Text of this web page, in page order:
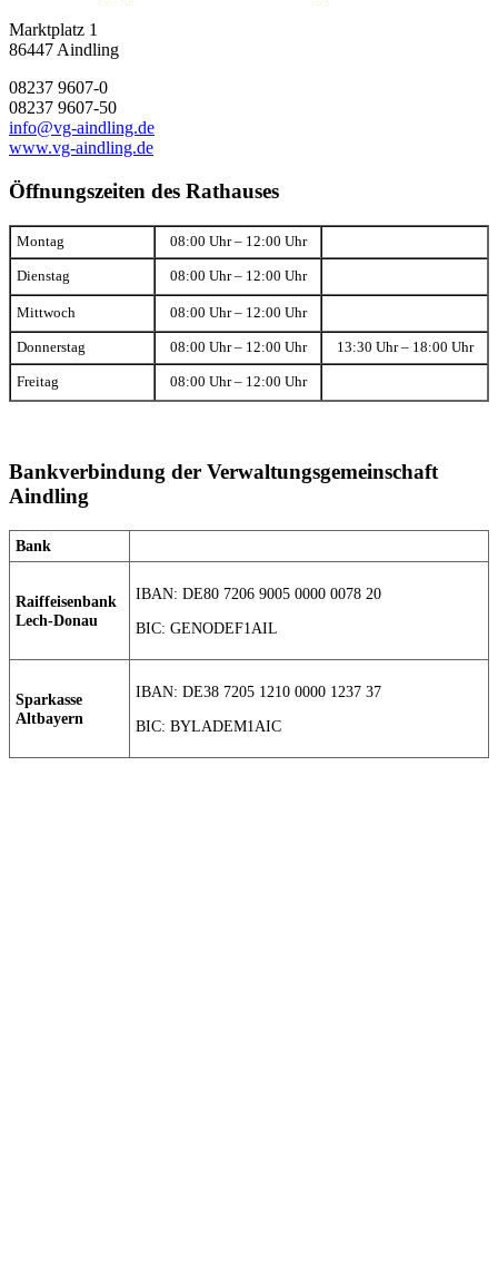
Marktplatz 1
86447 Aindling
08237 9607-0
08237 9607-50
info@vg-aindling.de
www.vg-aindling.de
Öffnungszeiten des Rathauses
Montag 08:00 Uhr – 12:00 Uhr
Dienstag 08:00 Uhr – 12:00 Uhr
Mittwoch 08:00 Uhr – 12:00 Uhr
Donnerstag 08:00 Uhr – 12:00 Uhr 13:30 Uhr – 18:00 Uhr
Freitag 08:00 Uhr – 12:00 Uhr
Bankverbindung der Verwaltungsgemeinschaft
Aindling
Bank
Raiffeisenbank
Lech-Donau
IBAN: DE80 7206 9005 0000 0078 20
BIC: GENODEF1AIL
Sparkasse
Altbayern
IBAN: DE38 7205 1210 0000 1237 37
BIC: BYLADEM1AIC